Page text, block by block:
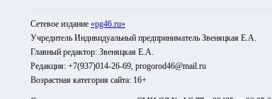
Сетевое издание «pg46.ru»
Учредитель Индивидуальный предприниматель Звеняцкая Е.А.
Главный редактор: Звеняцкая Е.А.
Редакция: +7(937)014-26-69, progorod46@mail.ru
Возрастная категория сайта: 16+